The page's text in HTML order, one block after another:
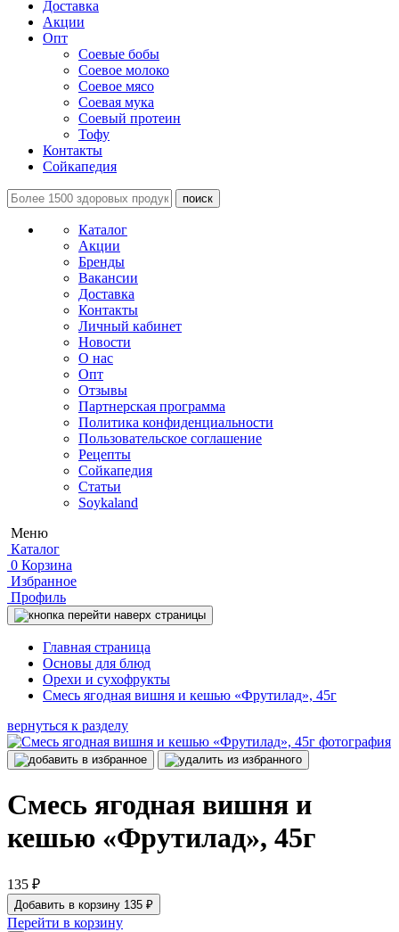
Доставка
Акции
Опт
Соевые бобы
Соевое молоко
Соевое мясо
Соевая мука
Соевый протеин
Тофу
Контакты
Сойкапедия
поиск
Каталог
Акции
Бренды
Вакансии
Доставка
Контакты
Личный кабинет
Новости
О нас
Опт
Отзывы
Партнерская программа
Политика конфиденциальности
Пользовательское соглашение
Рецепты
Сойкапедия
Статьи
Soykaland
Меню
Каталог
0 Корзина
Избранное
Профиль
Главная страница
Основы для блюд
Орехи и сухофрукты
Смесь ягодная вишня и кешью «Фрутилад», 45г
вернуться к разделу
Смесь ягодная вишня и
кешью «Фрутилад», 45г
135 ₽
Добавить в корзину 135 ₽
Перейти в корзину